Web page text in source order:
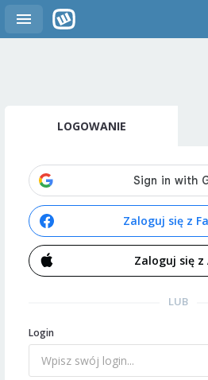
LOGOWANIE
Zaloguj się z
Zaloguj się z
LUB
Login